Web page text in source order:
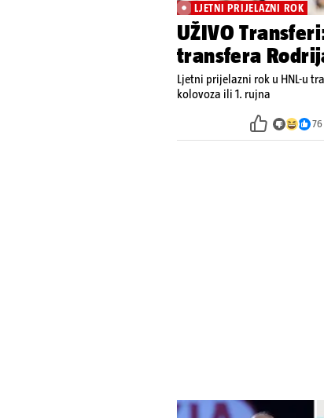
LJETNI PRIJELAZNI ROK
UŽIVO
transfera
Ljetni prijelazni rok u HNL-u
kolovoza ili 1. rujna
76